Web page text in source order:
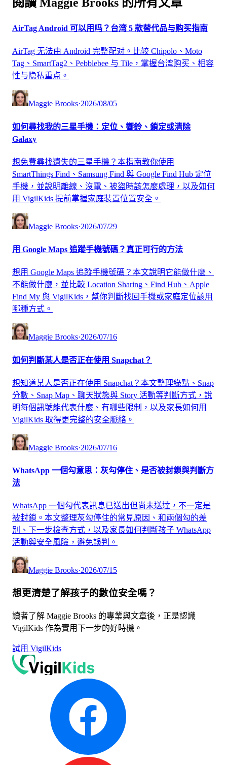
AirTag Android 可以用吗？台湾 5 款替代品与购买指南
AirTag 无法由 Android 完整配对。比较 Chipolo、Moto
Tag、SmartTag2、Pebblebee 与 Tile，掌握台湾购买、相容
性与隐私重点。
Maggie Brooks·2026/08/05
如何尋找我的三星手機：定位、響鈴、鎖定或清除
Galaxy
想免費尋找遺失的三星手機？本指南教你使用
SmartThings Find、Samsung Find 與 Google Find Hub 定位
手機，並說明離線、沒電、被盜時該怎麼處理，以及如何
用 VigilKids 提前掌握家庭裝置位置安全。
Maggie Brooks·2026/07/29
用 Google Maps 追蹤手機號碼？真正可行的方法
想用 Google Maps 追蹤手機號碼？本文說明它能做什麼、
不能做什麼，並比較 Location Sharing、Find Hub、Apple
Find My 與 VigilKids，幫你判斷找回手機或家庭定位該用
哪種方式。
Maggie Brooks·2026/07/16
如何判斷某人是否正在使用 Snapchat？
想知道某人是否正在使用 Snapchat？本文整理綠點、Snap
分數、Snap Map、聊天狀態與 Story 活動等判斷方式，說
明每個訊號能代表什麼、有哪些限制，以及家長如何用
VigilKids 取得更完整的安全脈絡。
Maggie Brooks·2026/07/16
WhatsApp 一個勾意思：灰勾停住、是否被封鎖與判斷方
法
WhatsApp 一個勾代表訊息已送出但尚未送達，不一定是
被封鎖。本文整理灰勾停住的常見原因、和兩個勾的差
別、下一步檢查方式，以及家長如何判斷孩子 WhatsApp
活動與安全風險，避免誤判。
Maggie Brooks·2026/07/15
想更清楚了解孩子的數位安全嗎？
讀者了解 Maggie Brooks 的專業與文章後，正是認識
VigilKids 作為實用下一步的好時機。
試用 VigilKids